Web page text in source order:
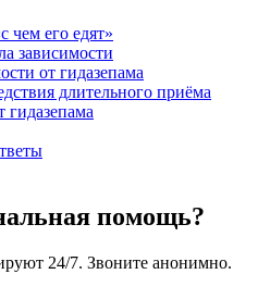
чем его едят»
зависимости
от гидазепама
длительного приёма
гидазепама
помощь?
24/7. Звоните анонимно.